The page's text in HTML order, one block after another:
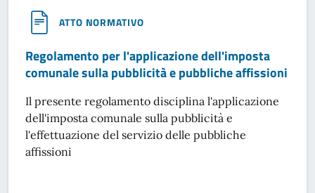
ATTO NORMATIVO
Regolamento per l'applicazione dell'imposta
comunale sulla pubblicità e pubbliche affissioni
Il presente regolamento disciplina l'applicazione
dell'imposta comunale sulla pubblicità e
l'effettuazione del servizio delle pubbliche
affissioni